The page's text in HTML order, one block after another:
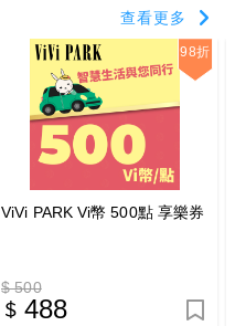
查看更多
98折
ViVi PARK Vi幣 500點 享樂券
$ 500
488